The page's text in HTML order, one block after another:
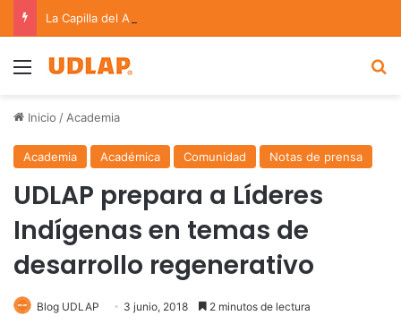
Menu
Inicio / Academia
Academia Académica Comunidad Notas de prensa
UDLAP prepara a Líderes
Indígenas en temas de
desarrollo regenerativo
Blog UDLAP 3 junio, 2018 2 minutos de lectura